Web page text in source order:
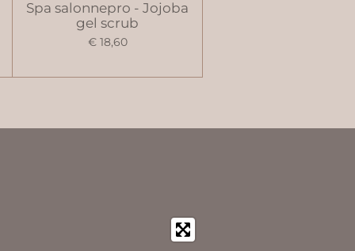
Spa salonnepro - Jojoba
gel scrub
€ 18,60